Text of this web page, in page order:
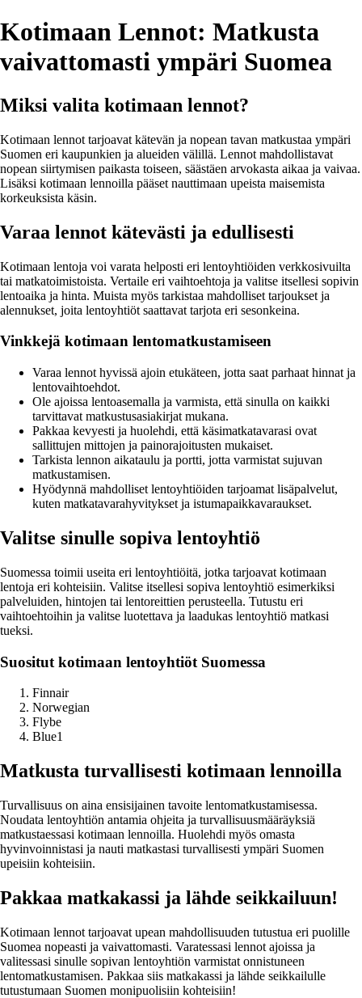
Kotimaan Lennot: Matkusta
vaivattomasti ympäri Suomea
Miksi valita kotimaan lennot?
Kotimaan lennot tarjoavat kätevän ja nopean tavan matkustaa ympäri
Suomen eri kaupunkien ja alueiden välillä. Lennot mahdollistavat
nopean siirtymisen paikasta toiseen, säästäen arvokasta aikaa ja vaivaa.
Lisäksi kotimaan lennoilla pääset nauttimaan upeista maisemista
korkeuksista käsin.
Varaa lennot kätevästi ja edullisesti
Kotimaan lentoja voi varata helposti eri lentoyhtiöiden verkkosivuilta
tai matkatoimistoista. Vertaile eri vaihtoehtoja ja valitse itsellesi sopivin
lentoaika ja hinta. Muista myös tarkistaa mahdolliset tarjoukset ja
alennukset, joita lentoyhtiöt saattavat tarjota eri sesonkeina.
Vinkkejä kotimaan lentomatkustamiseen
Varaa lennot hyvissä ajoin etukäteen, jotta saat parhaat hinnat ja
lentovaihtoehdot.
Ole ajoissa lentoasemalla ja varmista, että sinulla on kaikki
tarvittavat matkustusasiakirjat mukana.
Pakkaa kevyesti ja huolehdi, että käsimatkatavarasi ovat
sallittujen mittojen ja painorajoitusten mukaiset.
Tarkista lennon aikataulu ja portti, jotta varmistat sujuvan
matkustamisen.
Hyödynnä mahdolliset lentoyhtiöiden tarjoamat lisäpalvelut,
kuten matkatavarahyvitykset ja istumapaikkavaraukset.
Valitse sinulle sopiva lentoyhtiö
Suomessa toimii useita eri lentoyhtiöitä, jotka tarjoavat kotimaan
lentoja eri kohteisiin. Valitse itsellesi sopiva lentoyhtiö esimerkiksi
palveluiden, hintojen tai lentoreittien perusteella. Tutustu eri
vaihtoehtoihin ja valitse luotettava ja laadukas lentoyhtiö matkasi
tueksi.
Suositut kotimaan lentoyhtiöt Suomessa
Finnair
Norwegian
Flybe
Blue1
Matkusta turvallisesti kotimaan lennoilla
Turvallisuus on aina ensisijainen tavoite lentomatkustamisessa.
Noudata lentoyhtiön antamia ohjeita ja turvallisuusmääräyksiä
matkustaessasi kotimaan lennoilla. Huolehdi myös omasta
hyvinvoinnistasi ja nauti matkastasi turvallisesti ympäri Suomen
upeisiin kohteisiin.
Pakkaa matkakassi ja lähde seikkailuun!
Kotimaan lennot tarjoavat upean mahdollisuuden tutustua eri puolille
Suomea nopeasti ja vaivattomasti. Varatessasi lennot ajoissa ja
valitessasi sinulle sopivan lentoyhtiön varmistat onnistuneen
lentomatkustamisen. Pakkaa siis matkakassi ja lähde seikkailulle
tutustumaan Suomen monipuolisiin kohteisiin!